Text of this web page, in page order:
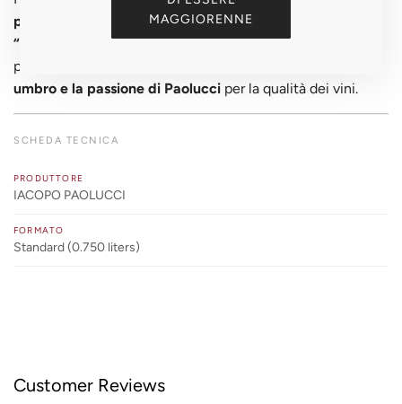
pesce, crostacei, pasta delicata e verdure di stagione
“Spuletano”
è un bianco versatile, elegante e di grande
personalità, capace di raccontare con ogni sorso il
umbro e la passione di Paolucci per la qualità dei vini.
SCHEDA TECNICA
PRODUTTORE
IACOPO PAOLUCCI
FORMATO
Standard (0.750 liters)
Customer Reviews
MAGGIORENNE